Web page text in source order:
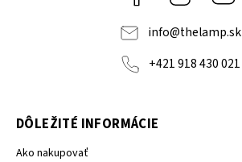
info@thelamp.sk
+421 918 430 021
DÔLEŽITÉ INFORMÁCIE
Ako nakupovať